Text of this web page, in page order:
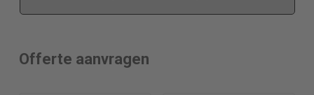
Offerte aanvragen